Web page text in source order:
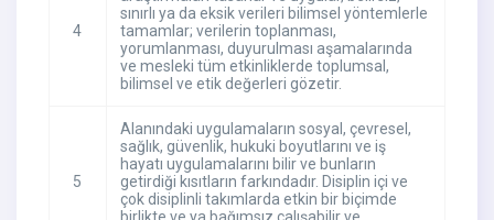
4
sınırlı ya da eksik verileri bilimsel yöntemlerle
tamamlar; verilerin toplanması,
yorumlanması, duyurulması aşamalarında
ve mesleki tüm etkinliklerde toplumsal,
bilimsel ve etik değerleri gözetir.
5
Alanındaki uygulamaların sosyal, çevresel,
sağlık, güvenlik, hukuki boyutlarını ve iş
hayatı uygulamalarını bilir ve bunların
getirdiği kısıtların farkındadır. Disiplin içi ve
çok disiplinli takımlarda etkin bir biçimde